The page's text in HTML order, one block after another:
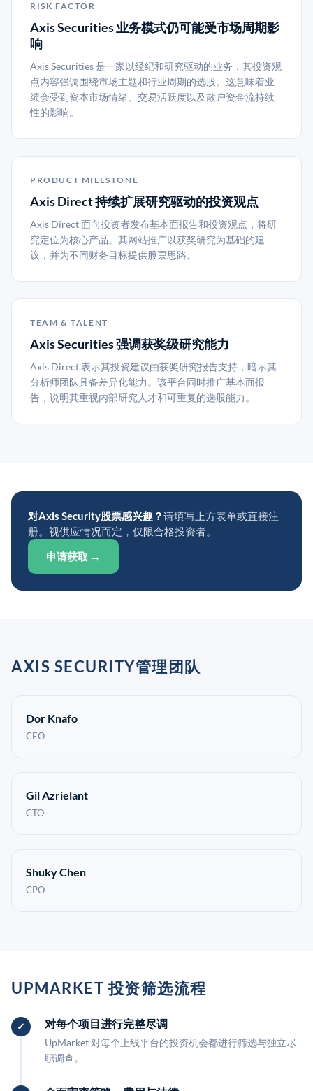
RISK FACTOR
Axis Securities 业务模式仍可能受市场周期影
响
Axis Securities 是一家以经纪和研究驱动的业务，其投资观
点内容强调围绕市场主题和行业周期的选股。这意味着业
绩会受到资本市场情绪、交易活跃度以及散户资金流持续
性的影响。
PRODUCT MILESTONE
Axis Direct 持续扩展研究驱动的投资观点
Axis Direct 面向投资者发布基本面报告和投资观点，将研
究定位为核心产品。其网站推广以获奖研究为基础的建
议，并为不同财务目标提供股票思路。
TEAM & TALENT
Axis Securities 强调获奖级研究能力
Axis Direct 表示其投资建议由获奖研究报告支持，暗示其
分析师团队具备差异化能力。该平台同时推广基本面报
告，说明其重视内部研究人才和可重复的选股能力。
对Axis Security股票感兴趣？请填写上方表单或直接注
册。视供应情况而定，仅限合格投资者。
申请获取 →
AXIS SECURITY管理团队
Dor Knafo
CEO
Gil Azrielant
CTO
Shuky Chen
CPO
UPMARKET 投资筛选流程
对每个项目进行完整尽调
UpMarket 对每个上线平台的投资机会都进行筛选与独立尽
职调查。